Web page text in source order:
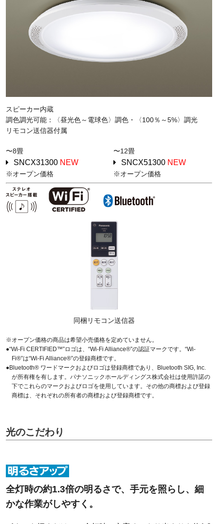
スピーカー内蔵
調色調光可能：〈昼光色～電球色〉調色・〈100％～5%〉調光
リモコン送信器付属
〜8畳
SNCX31300 NEW
※オープン価格
〜12畳
SNCX51300 NEW
※オープン価格
同梱リモコン送信器
※オープン価格の商品は希望小売価格を定めていません。
●“Wi-Fi CERTIFIED™”ロゴは、“Wi-Fi Alliance®”の認証マークです。“Wi-
Fi®”は“Wi-Fi Alliance®”の登録商標です。
●Bluetooth® ワードマークおよびロゴは登録商標であり、Bluetooth SIG, Inc.
が所有権を有します。パナソニックホールディングス株式会社は使用許諾の
下でこれらのマークおよびロゴを使用しています。その他の商標および登録
商標は、それぞれの所有者の商標および登録商標です。
光のこだわり
全灯時の約1.3倍の明るさで、手元を照らし、細
かな作業がしやすく。